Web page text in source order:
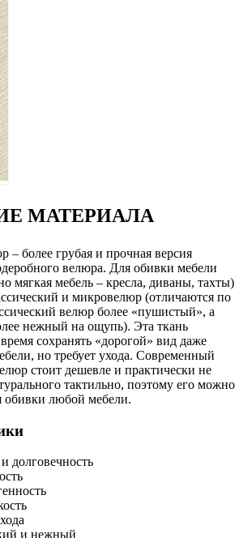
МАТЕРИАЛА
– более грубая и прочная версия
велюра. Для обивки мебели
мягкая мебель – кресла, диваны, тахты)
и микровелюр (отличаются по
велюр более «пушистый», а
нежный на ощупь). Эта ткань
сохранять «дорогой» вид даже
но требует ухода. Современный
стоит дешевле и практически не
тактильно, поэтому его можно
обивки любой мебели.
долговечность
и нежный